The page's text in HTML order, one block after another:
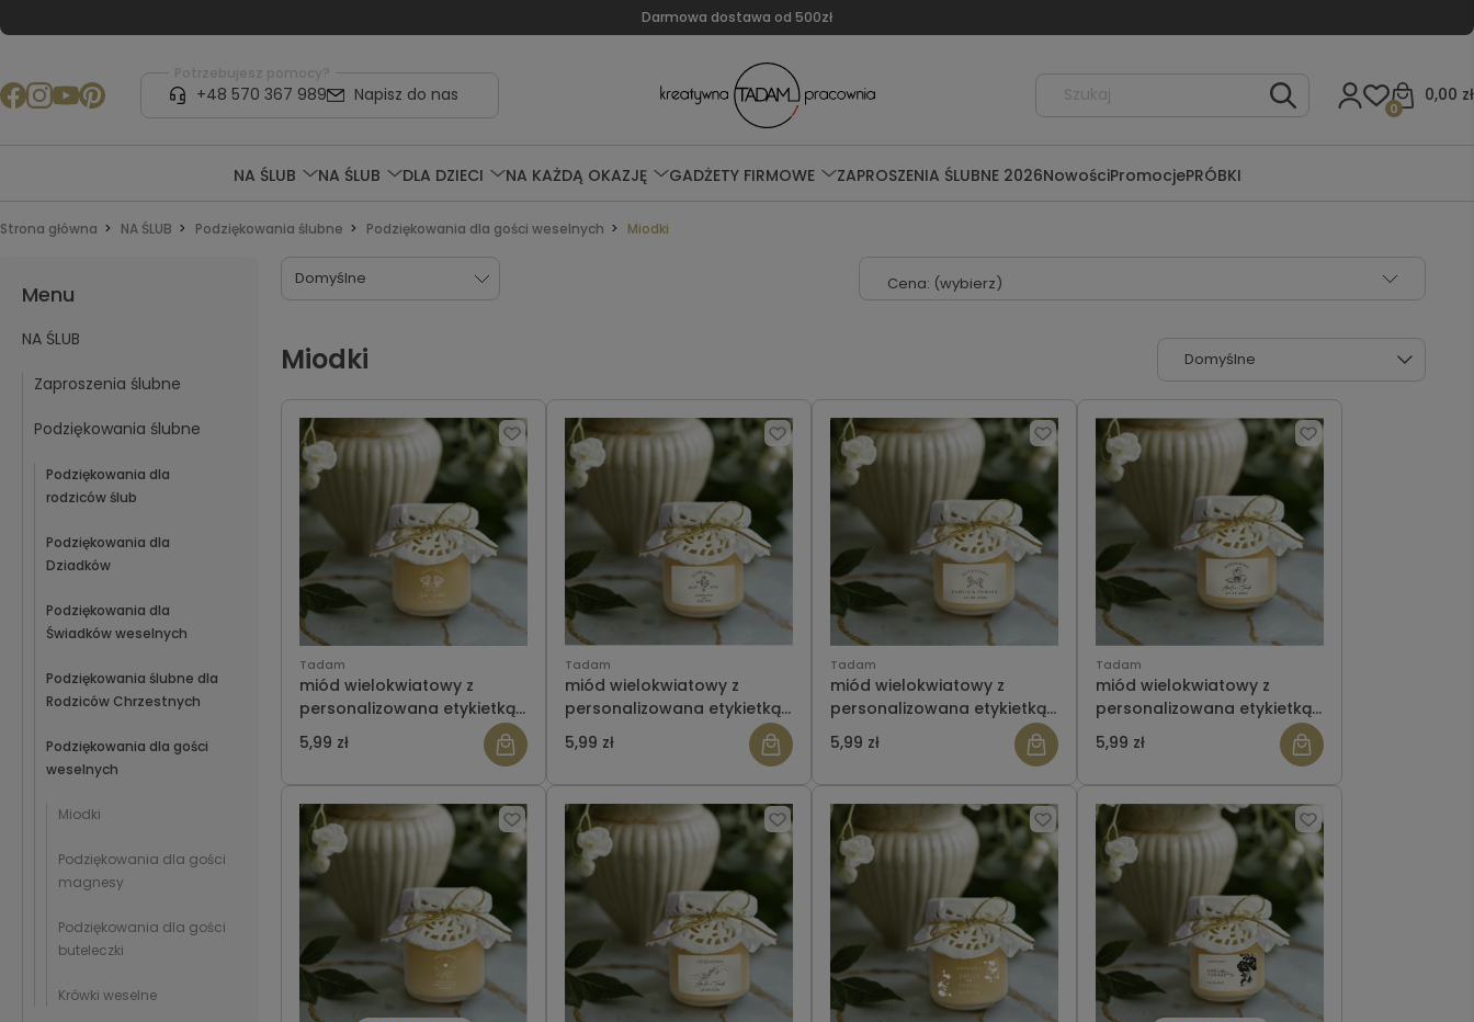
Darmowa dostawa od 500zł
Potrzebujesz pomocy?
+48 570 367 989 Napisz do nas 0,00 zł
0
NA ŚLUB NA ŚLUB DLA DZIECI NA KAŻDĄ OKAZJĘ GADŻETY FIRMOWE ZAPROSZENIA ŚLUBNE 2026NowościPromocjePRÓBKI
Strona główna NA ŚLUB Podziękowania ślubne Podziękowania dla gości weselnych Miodki
Menu
NA ŚLUB
Zaproszenia ślubne
Podziękowania ślubne
Podziękowania dla
rodziców ślub
Podziękowania dla
Dziadków
Podziękowania dla
Świadków weselnych
Podziękowania ślubne dla
Rodziców Chrzestnych
Podziękowania dla gości
weselnych
Miodki
Podziękowania dla gości
magnesy
Podziękowania dla gości
buteleczki
Krówki weselne
Cena: (wybierz)
Miodki
Tadam
miód wielokwiatowy z
personalizowana etykietką-
ślub wzó 5
5,99 zł
Tadam
miód wielokwiatowy z
personalizowana etykietką-
ślub wzór 10
5,99 zł
Tadam
miód wielokwiatowy z
personalizowana etykietką-
ślub wzór 11
5,99 zł
Tadam
miód wielokwiatowy z
personalizowana etykietką-
ślub wzór 12
5,99 zł